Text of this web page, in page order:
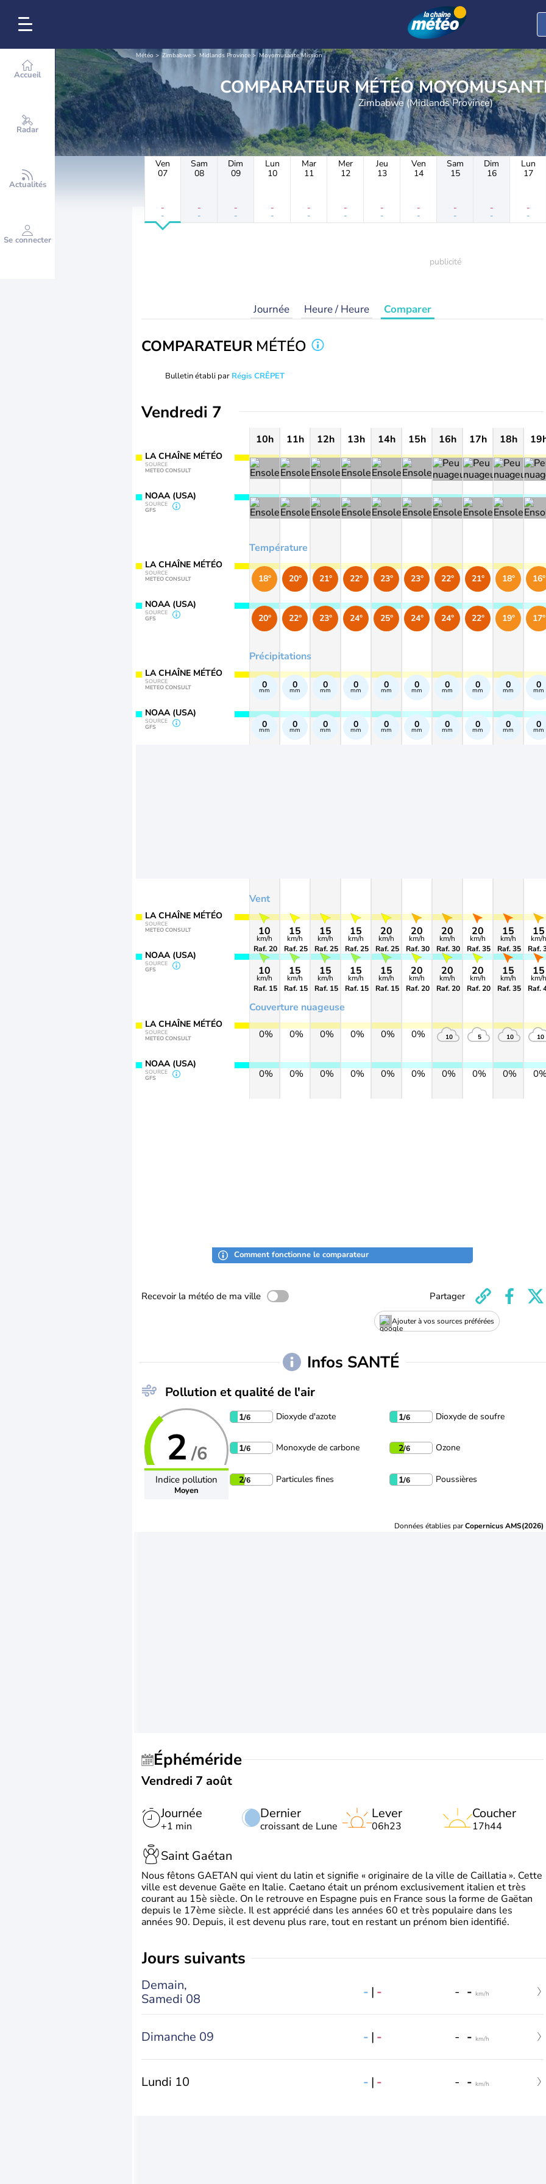
Accueil
Radar
Actualités
Se connecter
Météo Zimbabwe Midlands Province Moyomusante Mission
COMPARATEUR MÉTÉO
Zimbabwe (Midlands Province)
Ven
07
-
-
Sam
08
-
-
Dim
09
-
-
Lun
10
-
-
Mar
11
-
-
Mer
12
-
-
Jeu
13
-
-
Ven
14
-
-
Sam
15
-
-
Dim
16
-
-
Lun
17
-
-
Journée Heure / Heure Comparer
COMPARATEUR MÉTÉO
Bulletin établi par Régis CRÊPET
Vendredi 7
LA CHAÎNE MÉTÉO
SOURCE
METEO CONSULT
NOAA (USA)
SOURCE
GFS
LA CHAÎNE MÉTÉO
SOURCE
METEO CONSULT
NOAA (USA)
SOURCE
GFS
LA CHAÎNE MÉTÉO
SOURCE
METEO CONSULT
NOAA (USA)
SOURCE
GFS
LA CHAÎNE MÉTÉO
SOURCE
METEO CONSULT
NOAA (USA)
SOURCE
GFS
LA CHAÎNE MÉTÉO
SOURCE
METEO CONSULT
NOAA (USA)
SOURCE
GFS
10h 11h 12h 13h 14h 15h 16h 17h 18h
Température
Précipitations
Vent
Couverture nuageuse
18°
20°
0
mm
0
mm
10
km/h
Raf. 20
10
km/h
Raf. 15
0%
0%
20°
22°
0
mm
0
mm
15
km/h
Raf. 25
15
km/h
Raf. 15
0%
0%
21°
23°
0
mm
0
mm
15
km/h
Raf. 25
15
km/h
Raf. 15
0%
0%
22°
24°
0
mm
0
mm
15
km/h
Raf. 25
15
km/h
Raf. 15
0%
0%
23°
25°
0
mm
0
mm
20
km/h
Raf. 25
15
km/h
Raf. 15
0%
0%
23°
24°
0
mm
0
mm
20
km/h
Raf. 30
20
km/h
Raf. 20
0%
0%
22°
24°
0
mm
0
mm
20
km/h
Raf. 30
20
km/h
Raf. 20
10
0%
21°
22°
0
mm
0
mm
20
km/h
Raf. 35
20
km/h
Raf. 20
5
0%
18°
19°
0
mm
0
mm
15
km/h
Raf. 35
15
km/h
Raf. 35
10
0%
16°
17°
0
mm
0
mm
15
km/h
Raf.
15
km/h
Raf.
10
0%
Comment fonctionne le comparateur
Recevoir la météo de ma ville
Ajouter à vos sources préférées
Partager
Infos SANTÉ
Pollution et qualité de l'air
2 /6
Indice pollution
Moyen
1/6 Dioxyde d'azote 1/6 Dioxyde de soufre
1/6 Monoxyde de carbone 2/6 Ozone
2/6 Particules fines 1/6 Poussières
Données établies parCopernicus AMS(2026)
Éphéméride
Vendredi 7 août
Journée
+1 min
Dernier
croissant de Lune
Lever
06h23
Coucher
17h44
Saint Gaétan
Nous fêtons GAETAN qui vient du latin et signifie « originaire de la ville de Caillatia ». Cette
ville est devenue Gaëte en Italie. Caetano était un prénom exclusivement italien et très
courant au 15è siècle. On le retrouve en Espagne puis en France sous la forme de Gaëtan
depuis le 17ème siècle. Il est apprécié dans les années 60 et très populaire dans les
années 90. Depuis, il est devenu plus rare, tout en restant un prénom bien identifié.
jours suivants
Demain,
Samedi 08
- | - - - km/h
Dimanche 09 - | - - - km/h
Lundi 10 - | - - - km/h